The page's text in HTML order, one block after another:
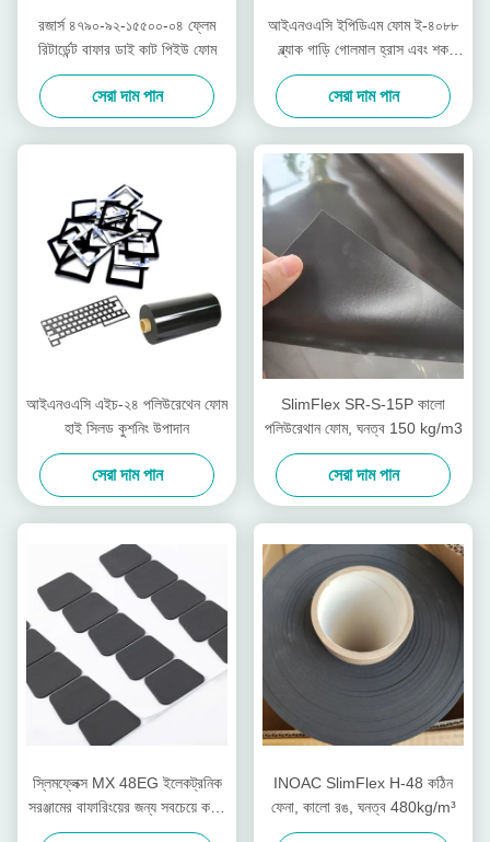
রজার্স ৪৭৯০-৯২-১৫৫০০-০৪ ফ্লেম
রিটার্ডেন্ট বাফার ডাই কাট পিইউ ফোম
সেরা দাম পান
আইএনওএসি ইপিডিএম ফোম ই-৪০৮৮
ব্ল্যাক গাড়ি গোলমাল হ্রাস এবং শক
প্রতিরোধক
সেরা দাম পান
আইএনওএসি এইচ-২৪ পলিউরেথেন ফোম
হাই সিলড কুশনিং উপাদান
সেরা দাম পান
SlimFlex SR-S-15P কালো
পলিউরেথান ফোম, ঘনত্ব 150 kg/m3
সেরা দাম পান
স্লিমফ্লেক্স MX 48EG ইলেকট্রনিক
সরঞ্জামের বাফারিংয়ের জন্য সবচেয়ে কঠিন
ﬂলেম-রিটার্ডেন্ট
INOAC SlimFlex H-48 কঠিন
ফেনা, কালো রঙ, ঘনত্ব 480kg/m³